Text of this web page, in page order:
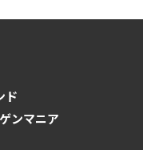
ド
ンマニア